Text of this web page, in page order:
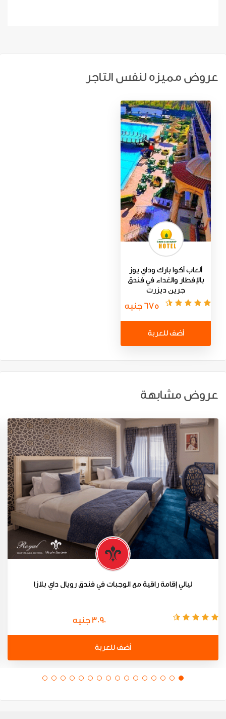
عروض مميزه لنفس التاجر
ألعاب أكوا بارك وداي يوز
بالإفطار والغداء في فندق
جرين ديزرت
675 جنيه
أضف للعربة
عروض مشابهة
ليالي إقامة راقية مع الوجبات في فندق رويال داي بلازا
3090 جنيه
أضف للعربة